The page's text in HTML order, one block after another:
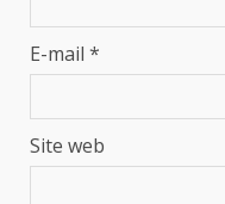
E-mail *
Site web